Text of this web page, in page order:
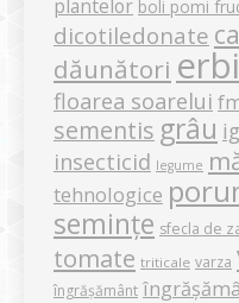
plantelor boli pomi
dicotiledonate
dăunători
floarea soarelui
sementis grâu
insecticid legume
tehnologice
semințe sfecla de
tomate triticale varza
îngrășământ